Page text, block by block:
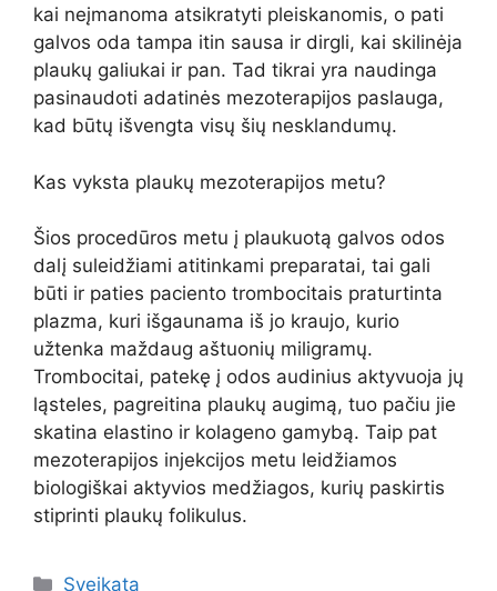
kai neįmanoma atsikratyti pleiskanomis, o pati
galvos oda tampa itin sausa ir dirgli, kai skilinėja
plaukų galiukai ir pan. Tad tikrai yra naudinga
pasinaudoti adatinės mezoterapijos paslauga,
kad būtų išvengta visų šių nesklandumų.
Kas vyksta plaukų mezoterapijos metu?
Šios procedūros metu į plaukuotą galvos odos
dalį suleidžiami atitinkami preparatai, tai gali
būti ir paties paciento trombocitais praturtinta
plazma, kuri išgaunama iš jo kraujo, kurio
užtenka maždaug aštuonių miligramų.
Trombocitai, patekę į odos audinius aktyvuoja jų
ląsteles, pagreitina plaukų augimą, tuo pačiu jie
skatina elastino ir kolageno gamybą. Taip pat
mezoterapijos injekcijos metu leidžiamos
biologiškai aktyvios medžiagos, kurių paskirtis
stiprinti plaukų folikulus.
Kategorijos
Sveikata